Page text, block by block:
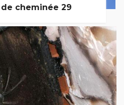
de cheminée 29